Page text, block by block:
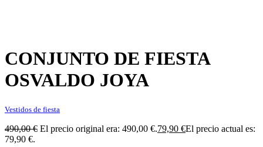
CONJUNTO DE FIESTA
OSVALDO JOYA
Vestidos de fiesta
490,00€ El precio original era: 490,00 €.79,90 €El precio actual es:
79,90 €.